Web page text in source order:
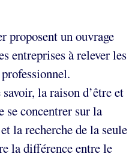
proposent un ouvrage
entreprises à relever les
la raison d’être et
concentrer sur la
la recherche de la seule
la différence entre le